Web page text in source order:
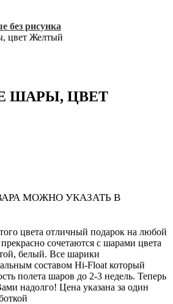
без рисунка
цвет Желтый
ШАРЫ, ЦВЕТ
МОЖНО УКАЗАТЬ В
цвета отличный подарок на любой
сочетаются с шарами цвета
белый. Все шарики
составом Hi-Float который
полета шаров до 2-3 недель. Теперь
надолго! Цена указана за один